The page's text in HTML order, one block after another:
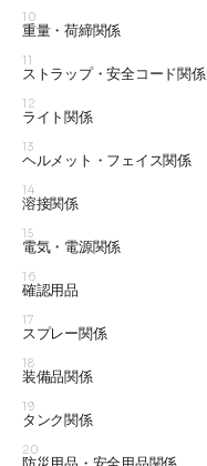
10
重量・荷締関係
11
ストラップ・安全コード関係
12
ライト関係
13
ヘルメット・フェイス関係
14
溶接関係
15
電気・電源関係
16
確認用品
17
スプレー関係
18
装備品関係
19
タンク関係
20